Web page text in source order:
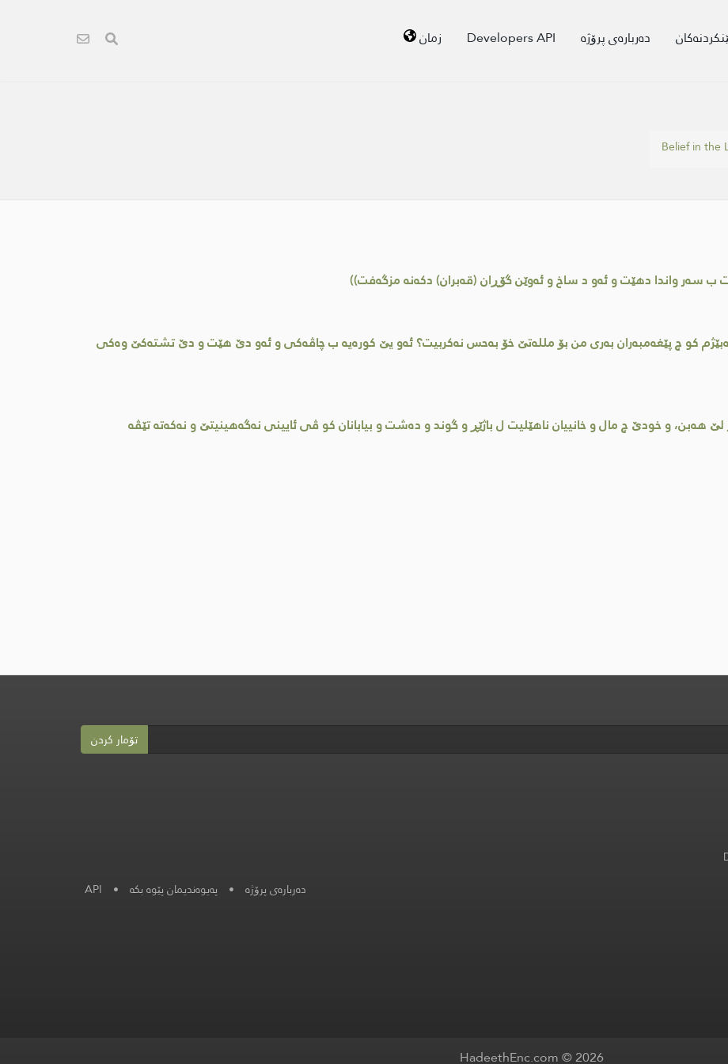
دەربارەی پرۆژە Developers API زمان
Belief in the
ب سه‌ر واندا دهێت و ئه‌و د ساخ و ئه‌وێن گۆڕان (قه‌بران) دكه‌نه‌ مزگه‌فت))
كو چ پێغه‌مبه‌ران به‌ری من بۆ ملله‌تێ خۆ به‌حس نه‌كربیت؟ ئه‌و یێ كوره‌یه ب چاڤه‌كی‌ و ئه‌و دێ هێت و دێ تشته‌كێ وه‌كی
و خودێ چ مال و خانییان ناهێلیت ل باژێڕ و گوند و ده‌شت و بیابانان كو ڤی ئایینی نه‌گه‌هینیتێ و نه‌كه‌ته‌ تێڤه‌
تۆمار کردن
دەربارەی پرۆژە • پەیوەندیمان پێوە بکە •
API
HadeethEnc.com © 2026